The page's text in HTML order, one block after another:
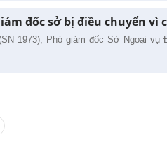
đốc sở bị điều chuyển vì
1973), Phó giám đốc Sở Ngoại vụ